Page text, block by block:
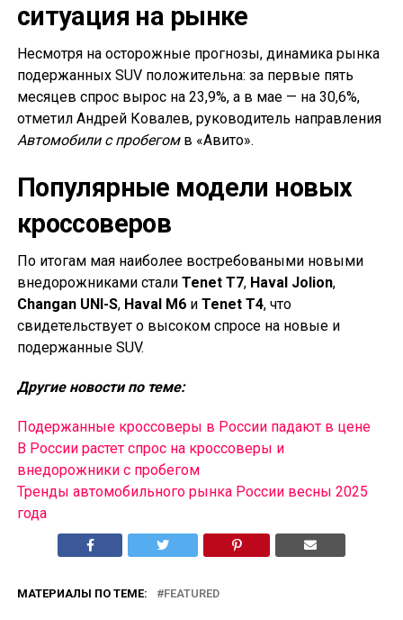
ситуация на рынке
Несмотря на осторожные прогнозы, динамика рынка
подержанных SUV положительна: за первые пять
месяцев спрос вырос на 23,9%, а в мае — на 30,6%,
отметил Андрей Ковалев, руководитель направления
Автомобили с пробегомв «Авито».
Популярные модели новых
кроссоверов
По итогам мая наиболее востребоваными новыми
внедорожниками стали Tenet T7, Haval Jolion,
Changan UNI-S, Haval M6и Tenet T4, что
свидетельствует о высоком спросе на новые и
подержанные SUV.
Другие новости по теме:
Подержанные кроссоверы в России падают в цене
В России растет спрос на кроссоверы и
внедорожники с пробегом
Тренды автомобильного рынка России весны 2025
года
МАТЕРИАЛЫ ПО ТЕМЕ: FEATURED